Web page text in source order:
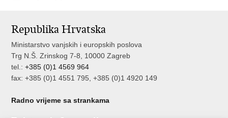
Facebooku
Twitteru
Republika Hrvatska
Ministarstvo vanjskih i europskih poslova
Trg N.Š. Zrinskog 7-8, 10000 Zagreb
tel.:+385 (0)1 4569 964
fax: +385 (0)1 4551 795, +385 (0)1 4920 149
Radno vrijeme sa strankama